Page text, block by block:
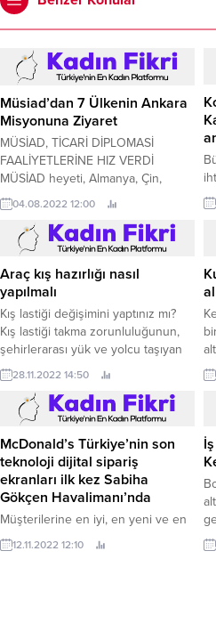
Müsiad’dan 7 Ülkenin Ankara
Misyonuna Ziyaret
MÜSİAD, TİCARİ DİPLOMASİ
FAALİYETLERİNE HIZ VERDİ
MÜSİAD heyeti, Almanya, Çin,
Fransa, Rusya, Pakistan, Kamerun
ve Özbekistan'ın Ankara
misyonlarına ziyarette bulunarak,
ticari diplomasi alanında temaslarda
bulundu.
04.08.2022 12:00
Araç kış hazırlığı nasıl
yapılmalı
Kış lastiği değişimini yaptınız mı?
Kış lastiği takma zorunluluğunun,
şehirlerarası yük ve yolcu taşıyan
ticari araçlar için her yıl 1 Aralık'ta
başlayarak 1 Nisan tarihine kadar
devam ettiğini belirten uzmanlar,
kanuni zorunluluk olmasa da binek
araçlar olarak da adlandırılan özel
araçlarda da kış...
28.11.2022 14:50
McDonald’s Türkiye’nin son
teknoloji dijital sipariş
ekranları ilk kez Sabiha
Gökçen Havalimanı’nda
Müşterilerine en iyi, en yeni ve en